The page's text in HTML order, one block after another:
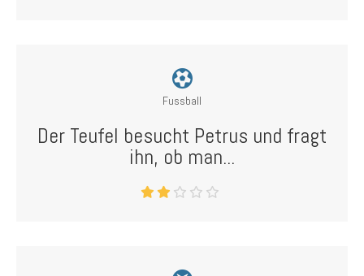
Fussball
Der Teufel besucht Petrus und fragt
ihn, ob man...